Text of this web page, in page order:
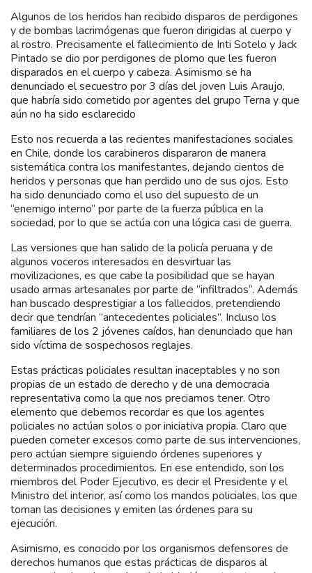
Algunos de los heridos han recibido disparos de perdigones
y de bombas lacrimógenas que fueron dirigidas al cuerpo y
al rostro. Precisamente el fallecimiento de Inti Sotelo y Jack
Pintado se dio por perdigones de plomo que les fueron
disparados en el cuerpo y cabeza. Asimismo se ha
denunciado el secuestro por 3 días del joven Luis Araujo,
que habría sido cometido por agentes del grupo Terna y que
aún no ha sido esclarecido
Esto nos recuerda a las recientes manifestaciones sociales
en Chile, donde los carabineros dispararon de manera
sistemática contra los manifestantes, dejando cientos de
heridos y personas que han perdido uno de sus ojos. Esto
ha sido denunciado como el uso del supuesto de un
“enemigo interno” por parte de la fuerza pública en la
sociedad, por lo que se actúa con una lógica casi de guerra.
Las versiones que han salido de la policía peruana y de
algunos voceros interesados en desvirtuar las
movilizaciones, es que cabe la posibilidad que se hayan
usado armas artesanales por parte de “infiltrados”. Además
han buscado desprestigiar a los fallecidos, pretendiendo
decir que tendrían “antecedentes policiales”. Incluso los
familiares de los 2 jóvenes caídos, han denunciado que han
sido víctima de sospechosos reglajes.
Estas prácticas policiales resultan inaceptables y no son
propias de un estado de derecho y de una democracia
representativa como la que nos preciamos tener. Otro
elemento que debemos recordar es que los agentes
policiales no actúan solos o por iniciativa propia. Claro que
pueden cometer excesos como parte de sus intervenciones,
pero actúan siempre siguiendo órdenes superiores y
determinados procedimientos. En ese entendido, son los
miembros del Poder Ejecutivo, es decir el Presidente y el
Ministro del interior, así como los mandos policiales, los que
toman las decisiones y emiten las órdenes para su
ejecución.
Asimismo, es conocido por los organismos defensores de
derechos humanos que estas prácticas de disparos al